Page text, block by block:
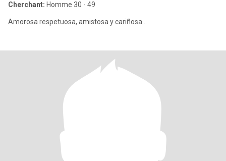
Cherchant: Homme 30 - 49
Amorosa respetuosa, amistosa y cariñosa...